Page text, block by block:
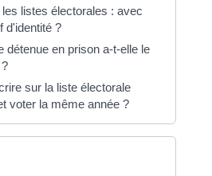
listes électorales : avec
d'identité ?
détenue en prison a-t-elle le
sur la liste électorale
voter la même année ?